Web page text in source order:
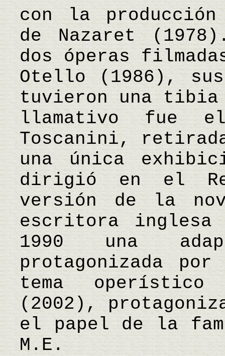
con la
de Nazaret
dos óperas
Otello (1986),
tuvieron una tibia
llamativo fue
Toscanini, retirada
una única
dirigió en el
versión de la
escritora inglesa
1990 una
protagonizada
tema
(2002),
el papel de la
M.E.